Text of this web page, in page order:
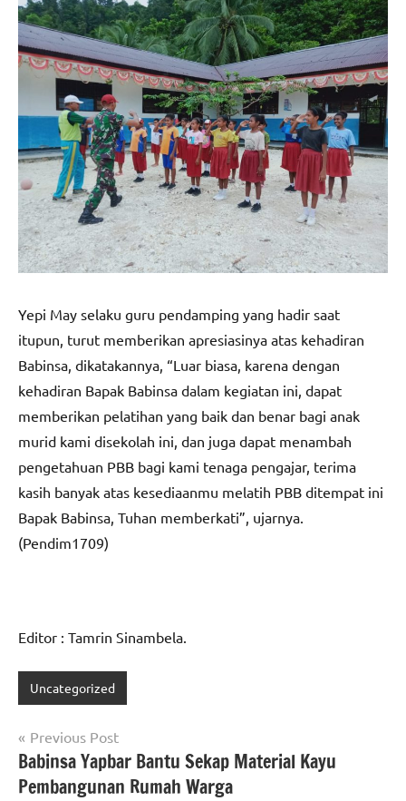
Yepi May selaku guru pendamping yang hadir saat
itupun, turut memberikan apresiasinya atas kehadiran
Babinsa, dikatakannya, “Luar biasa, karena dengan
kehadiran Bapak Babinsa dalam kegiatan ini, dapat
memberikan pelatihan yang baik dan benar bagi anak
murid kami disekolah ini, dan juga dapat menambah
pengetahuan PBB bagi kami tenaga pengajar, terima
kasih banyak atas kesediaanmu melatih PBB ditempat ini
Bapak Babinsa, Tuhan memberkati”, ujarnya.
(Pendim1709)
Editor : Tamrin Sinambela.
Uncategorized
Navigasi
pos
Previous Post
Babinsa Yapbar Bantu Sekap Material Kayu
Pembangunan Rumah Warga